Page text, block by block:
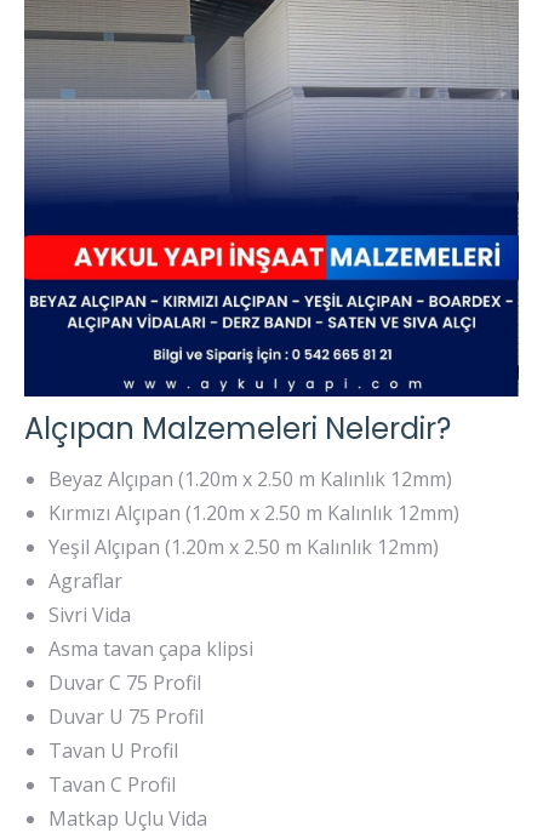
Alçıpan Malzemeleri Nelerdir?
Beyaz Alçıpan (1.20m x 2.50 m Kalınlık 12mm)
Kırmızı Alçıpan (1.20m x 2.50 m Kalınlık 12mm)
Yeşil Alçıpan (1.20m x 2.50 m Kalınlık 12mm)
Agraflar
Sivri Vida
Asma tavan çapa klipsi
Duvar C 75 Profil
Duvar U 75 Profil
Tavan U Profil
Tavan C Profil
Matkap Uçlu Vida